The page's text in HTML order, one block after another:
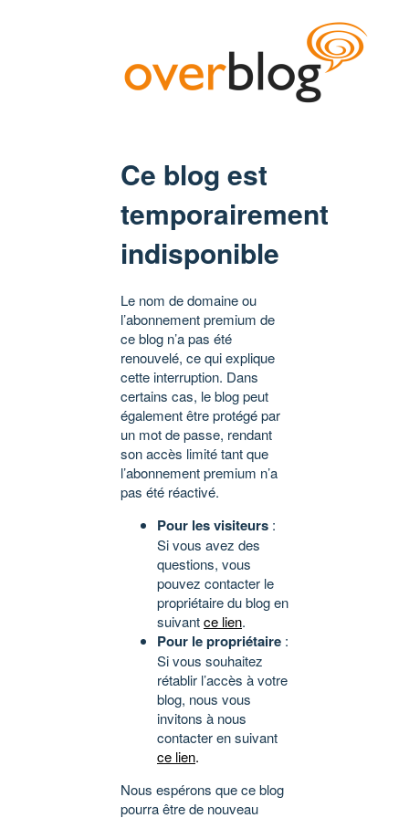
Ce blog est
temporairement
indisponible
Le nom de domaine ou
l’abonnement premium de
ce blog n’a pas été
renouvelé, ce qui explique
cette interruption. Dans
certains cas, le blog peut
également être protégé par
un mot de passe, rendant
son accès limité tant que
l’abonnement premium n’a
pas été réactivé.
Pour les visiteurs :
Si vous avez des
questions, vous
pouvez contacter le
propriétaire du blog en
suivantce lien.
Pour le propriétaire :
Si vous souhaitez
rétablir l’accès à votre
blog, nous vous
invitons à nous
contacter en suivant
ce lien.
Nous espérons que ce blog
pourra être de nouveau